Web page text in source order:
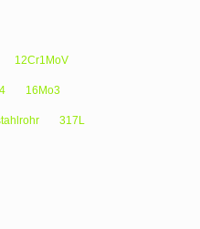
12Cr1MoV
16Mo3
317L